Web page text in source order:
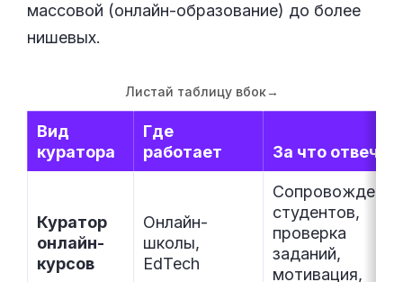
массовой (онлайн-образование) до более
нишевых.
Листай таблицу вбок→
Вид
куратора
Где
работает
За что
Куратор
онлайн-
курсов
Онлайн-
школы,
EdTech
Сопровождение
студентов,
проверка
заданий,
мотивация,